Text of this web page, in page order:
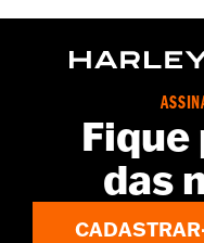
WARRANTY:90 day
Imported
Fique
das